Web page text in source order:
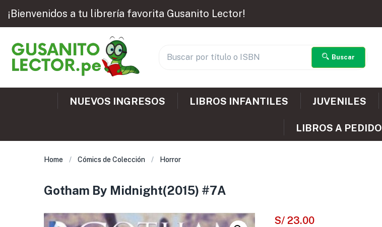
¡Bienvenidos a tu librería favorita Gusanito Lector!
Buscar
NUEVOS INGRESOS LIBROS INFANTILES JUVENILES
LIBROS A PEDIDO
Home Cómics de Colección Horror
Gotham By Midnight(2015) #7A
S/23.00